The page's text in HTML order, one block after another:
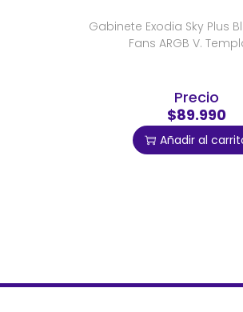
Gabinete Exodia Sky Plus
Fans ARGB V.
Precio
$89.990
Añadir al